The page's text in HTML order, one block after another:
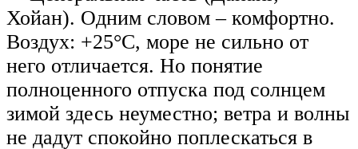
Хойан). Одним словом – комфортно.
Воздух: +25°C, море не сильно от
него отличается. Но понятие
полноценного отпуска под солнцем
зимой здесь неуместно; ветра и волны
не дадут спокойно поплескаться в